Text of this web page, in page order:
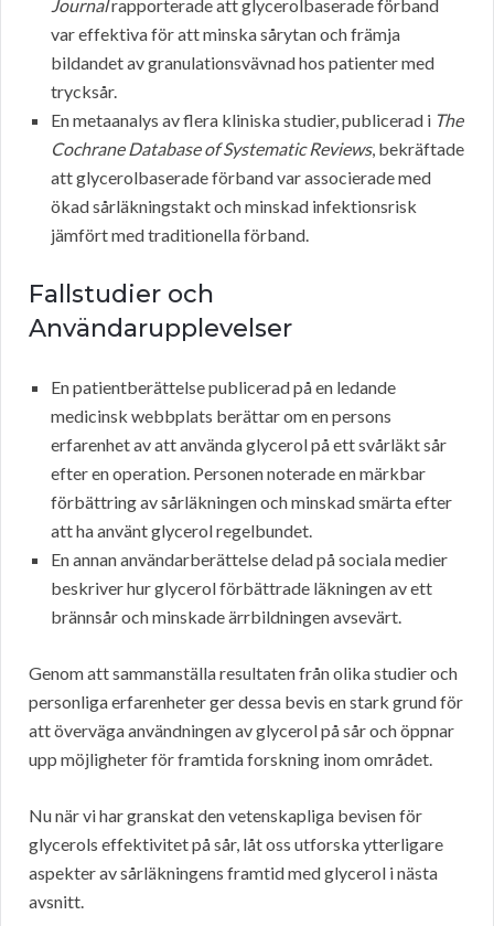
Journalrapporterade att glycerolbaserade förband
var effektiva för att minska sårytan och främja
bildandet av granulationsvävnad hos patienter med
trycksår.
En metaanalys av flera kliniska studier, publicerad i The
Cochrane Database of Systematic Reviews, bekräftade
att glycerolbaserade förband var associerade med
ökad sårläkningstakt och minskad infektionsrisk
jämfört med traditionella förband.
Fallstudier och
Användarupplevelser
En patientberättelse publicerad på en ledande
medicinsk webbplats berättar om en persons
erfarenhet av att använda glycerol på ett svårläkt sår
efter en operation. Personen noterade en märkbar
förbättring av sårläkningen och minskad smärta efter
att ha använt glycerol regelbundet.
En annan användarberättelse delad på sociala medier
beskriver hur glycerol förbättrade läkningen av ett
brännsår och minskade ärrbildningen avsevärt.
Genom att sammanställa resultaten från olika studier och
personliga erfarenheter ger dessa bevis en stark grund för
att överväga användningen av glycerol på sår och öppnar
upp möjligheter för framtida forskning inom området.
Nu när vi har granskat den vetenskapliga bevisen för
glycerols effektivitet på sår, låt oss utforska ytterligare
aspekter av sårläkningens framtid med glycerol i nästa
avsnitt.